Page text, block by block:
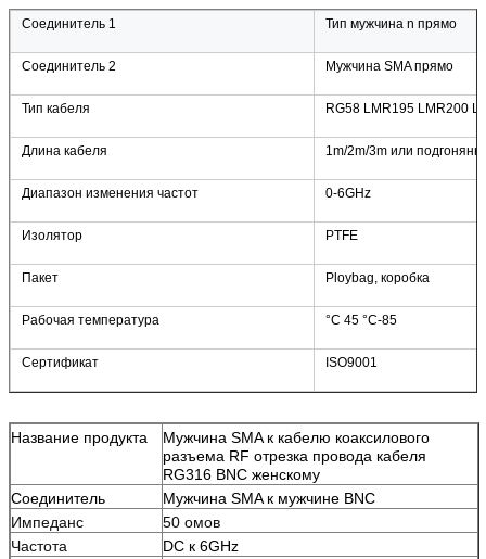
Соединитель 1 Тип мужчина n прямо
Соединитель 2 Мужчина SMA прямо
Тип кабеля RG58 LMR195 LMR200
Длина кабеля 1m/2m/3m или
Диапазон изменения частот 0-6GHz
Изолятор PTFE
Пакет Ploybag, коробка
Рабочая температура °C 45 °C-85
Сертификат ISO9001
Название продукта
Мужчина SMA к кабелю коаксилового
разъема RF отрезка провода кабеля
RG316 BNC женскому
Соединитель
Мужчина SMA к мужчине BNC
Импеданс
50 омов
Частота
DC к 6GHz